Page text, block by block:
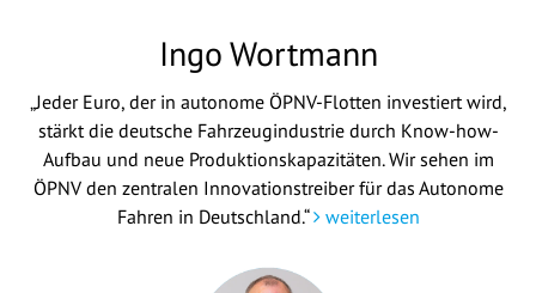
Ingo Wortmann
„Jeder Euro, der in autonome ÖPNV-Flotten investiert wird,
stärkt die deutsche Fahrzeugindustrie durch Know-how-
Aufbau und neue Produktionskapazitäten. Wir sehen im
ÖPNV den zentralen Innovationstreiber für das Autonome
Fahren in Deutschland.“ weiterlesen